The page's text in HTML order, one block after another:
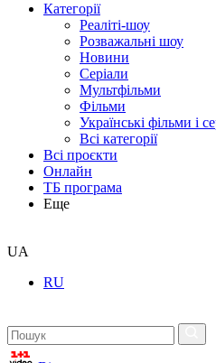
Категорії
Реаліті-шоу
Розважальні шоу
Новини
Серіали
Мультфільми
Фільми
Українські фільми і
Всі категорії
Всі проєкти
Онлайн
ТБ програма
Еще
UA
RU